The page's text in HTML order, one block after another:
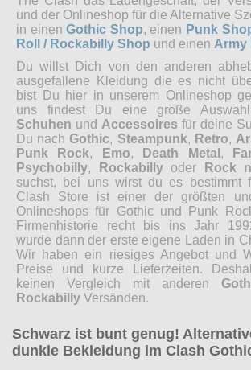
und der Onlineshop für die Alternative
in einenGothic Shop, einen Punk
Roll / Rockabilly Shop und einen Army
Du willst Dich von den anderen
ausgefallene Kleidung die es nicht
bist Du hier in unserem Onlineshop
uns findest Du eine große
Schuhen und Accessoires für deine
Du nach Gothic, Steampunk, Retro,
Punk Rock, Emo, Death Metal ,
Psychobilly, Rockabillyoder Rock
suchst, bei uns wirst du es bestimmt
Clash Store ist einer der größten
Onlineshops für Gothic und Punk
Firmenhistorie recht bis ins Jahr
wurde dann der erste eigene Laden in
Wir haben ein riesiges Angebot und
Preise und kurze Lieferzeiten.
keinen Vergleich mit anderen
Rockabilly Versänden.
Schwarz ist bunt genug!
dunkle Bekleidung im Clash